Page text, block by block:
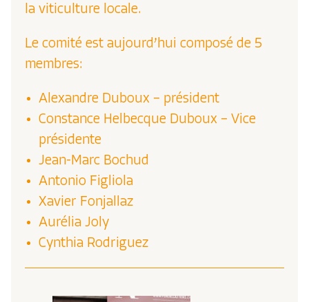
la viticulture locale.
Le comité est aujourd’hui composé de 5
membres:
Alexandre Duboux – président
Constance Helbecque Duboux – Vice
présidente
Jean-Marc Bochud
Antonio Figliola
Xavier Fonjallaz
Aurélia Joly
Cynthia Rodriguez